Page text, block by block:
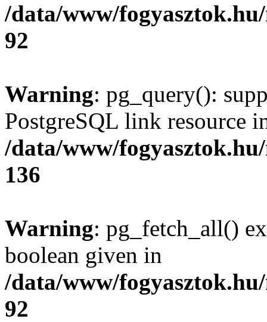
/data/www/
92
Warning: pg_query():
PostgreSQL link resource
/data/www/
136
Warning: pg_fetch_all()
boolean given in
/data/www/
92